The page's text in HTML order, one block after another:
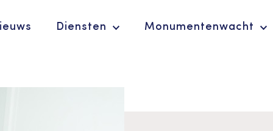
Diensten Monumentenwacht
Ergoedvrijwilligersprijs